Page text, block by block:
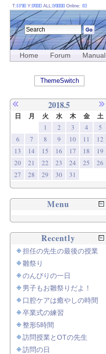
Home Forum Manual
T: Y: ALL: Online:
ThemeSwitch
2018.5
日 月 火 水 木 金 土
1 2 3 4
5
6
7 8 9 10 11
12
13
14 15 16 17 18
19
20
21 22 23 24 25
26
27
28 29 30 31
Menu
Recently
担任の先生の最後の授業
雛祭り
のんびりの一日
男子もお雛祭りだよ！
口腔ケアは癒やしの時間
卒業式の練習
整形5時間
訪問授業とOTの先生
訪問の日